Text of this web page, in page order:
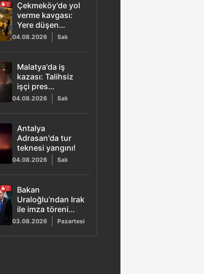
Çekmeköy'de yol
verme kavgası:
Yere düşen
sürücüyü
darbettiler
04.08.2026 Salı
Malatya'da iş
kazası: Talihsiz
işçi pres
makinesine
04.08.2026 Salı
Antalya
Adrasan'da tur
teknesi yangını!
04.08.2026 Salı
Bakan
Uraloğlu’ndan Irak
ile imza töreni
açıklaması: Süreci
Başkan Erdoğan
çözdü
03.08.2026 Pazartesi